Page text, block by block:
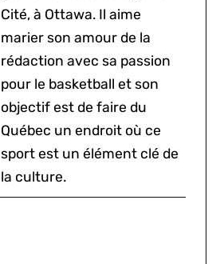
Cité, à Ottawa. Il aime
marier son amour de la
rédaction avec sa passion
pour le basketball et son
objectif est de faire du
Québec un endroit où ce
sport est un élément clé de
la culture.